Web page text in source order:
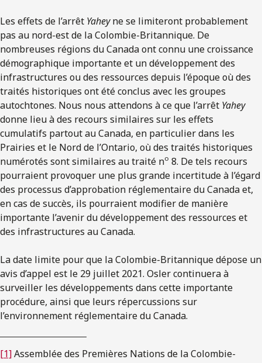
Les effets de l’arrêt Yaheyne se limiteront probablement
pas au nord-est de la Colombie-Britannique. De
nombreuses régions du Canada ont connu une croissance
démographique importante et un développement des
infrastructures ou des ressources depuis l’époque où des
traités historiques ont été conclus avec les groupes
autochtones. Nous nous attendons à ce que l’arrêt Yahey
donne lieu à des recours similaires sur les effets
cumulatifs partout au Canada, en particulier dans les
Prairies et le Nord de l’Ontario, où des traités historiques
numérotés sont similaires au traité no 8. De tels recours
pourraient provoquer une plus grande incertitude à l’égard
des processus d’approbation réglementaire du Canada et,
en cas de succès, ils pourraient modifier de manière
importante l’avenir du développement des ressources et
des infrastructures au Canada.
La date limite pour que la Colombie-Britannique dépose un
avis d’appel est le 29 juillet 2021. Osler continuera à
surveiller les développements dans cette importante
procédure, ainsi que leurs répercussions sur
l’environnement réglementaire du Canada.
[1]Assemblée des Premières Nations de la Colombie-